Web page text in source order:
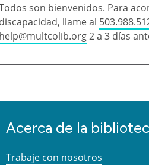
son bienvenidos. Para
llame al
2 a 3 días
Acerca de la
Trabaje con nosotros